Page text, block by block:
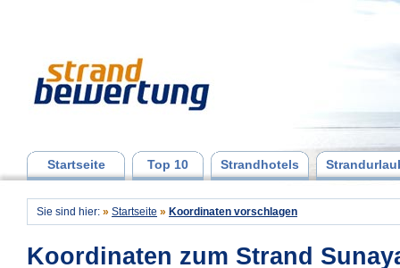
Startseite Top 10 Strandhotels
Sie sind hier: » Startseite » Koordinaten vorschlagen
Koordinaten zum Strand